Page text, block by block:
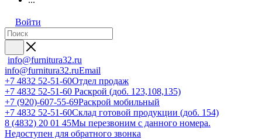
Войти
info@furnitura32.ru
info@furnitura32.ruEmail
+7 4832 52-51-60Отдел продаж
+7 4832 52-51-60 Раскрой (доб. 123,108,135)
+7 (920)-607-55-69Раскрой мобильный
+7 4832 52-51-60Склад готовой продукции (доб. 154)
8 (4832) 20 01 45Мы перезвоним с данного номера.
Недоступен для обратного звонка